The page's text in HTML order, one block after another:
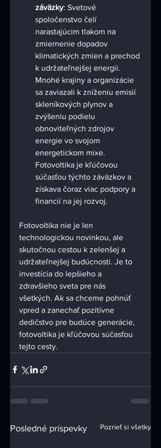
záväzky: Svetové
spoločenstvo čelí
narastajúcim tlakom na
zmiernenie dopadov
klimatických zmien a prechod
k udržateľnejšej energii.
Mnohé krajiny a organizácie
sa zaviazali k zníženiu emisií
skleníkových plynov a
zvýšeniu podielu
obnoviteľných zdrojov
energie vo svojom
energetickom mixe.
Fotovoltika je kľúčovou
súčasťou týchto záväzkov a
získava čoraz viac podpory a
financií na jej rozvoj.
Fotovoltika nie je len
technologickou novinkou, ale
skutočnou cestou k zelenšej a
udržateľnejšej budúcnosti. Je to
investícia do lepšieho a
zdravšieho sveta pre nás
všetkých. Ak sa chceme pohnúť
vpred a zanechať pozitívne
dedičstvo pre budúce generácie,
fotovoltika je kľúčovou súčasťou
tejto cesty.
Posledné príspevky Pozrieť si všetky